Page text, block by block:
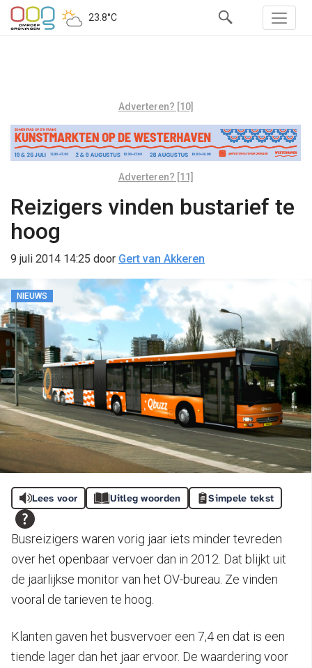
23.8°C
Adverteren? [10]
Adverteren? [11]
Reizigers vinden bustarief te
hoog
9 juli 2014 14:25 door Gert van Akkeren
NIEUWS
Lees voor Uitleg woorden Simpele tekst
Busreizigers waren vorig jaar iets minder tevreden
over het openbaar vervoer dan in 2012. Dat blijkt uit
de jaarlijkse monitor van het OV-bureau. Ze vinden
vooral de tarieven te hoog.
Klanten gaven het busvervoer een 7,4 en dat is een
tiende lager dan het jaar ervoor. De waardering voor